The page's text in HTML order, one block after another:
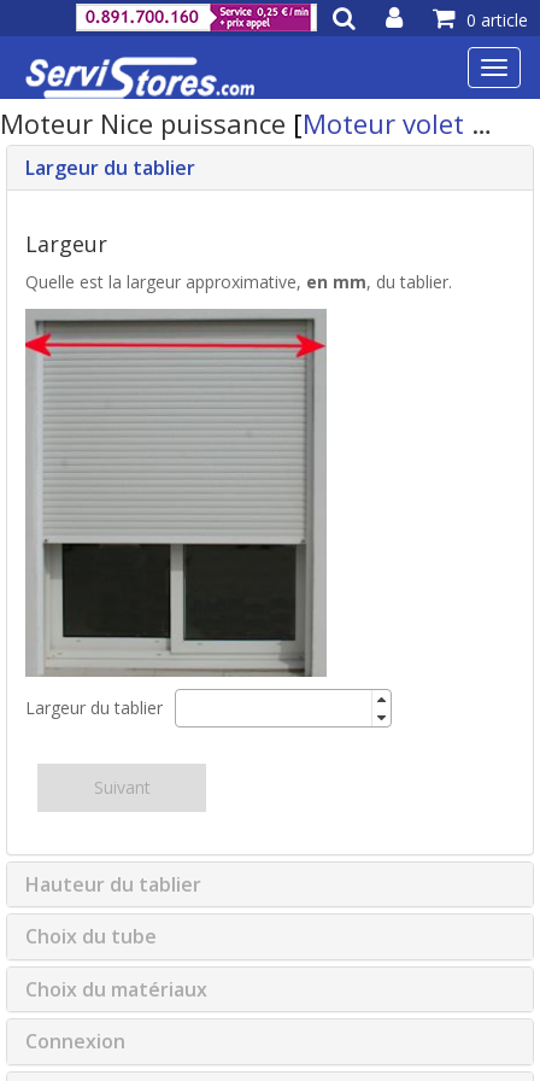
Moteur Nice puissance [Moteur volet roulant
Largeur du tablier
Largeur
Quelle est la largeur approximative, en mm, du tablier.
Largeur du tablier
Suivant
Hauteur du tablier
Choix du tube
Choix du matériaux
Connexion
0 article